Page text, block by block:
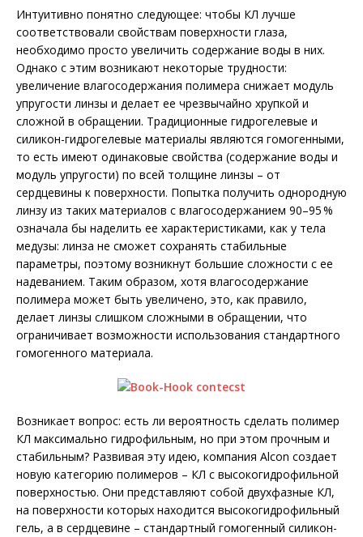
Интуитивно понятно следующее: чтобы КЛ лучше
соответствовали свойствам поверхности глаза,
необходимо просто увеличить содержание воды в них.
Однако с этим возникают некоторые трудности:
увеличение влагосодержания полимера снижает модуль
упругости линзы и делает ее чрезвычайно хрупкой и
сложной в обращении. Традиционные гидрогелевые и
силикон-гидрогелевые материалы являются гомогенными,
то есть имеют одинаковые свойства (содержание воды и
модуль упругости) по всей толщине линзы – от
сердцевины к поверхности. Попытка получить однородную
линзу из таких материалов с влагосодержанием 90–95 %
означала бы наделить ее характеристиками, как у тела
медузы: линза не сможет сохранять стабильные
параметры, поэтому возникнут большие сложности с ее
надеванием. Таким образом, хотя влагосодержание
полимера может быть увеличено, это, как правило,
делает линзы слишком сложными в обращении, что
ограничивает возможности использования стандартного
гомогенного материала.
Возникает вопрос: есть ли вероятность сделать полимер
КЛ максимально гидрофильным, но при этом прочным и
стабильным? Развивая эту идею, компания Alcon создает
новую категорию полимеров – КЛ с высокогидрофильной
поверхностью. Они представляют собой двухфазные КЛ,
на поверхности которых находится высокогидрофильный
гель, а в сердцевине – стандартный гомогенный силикон-